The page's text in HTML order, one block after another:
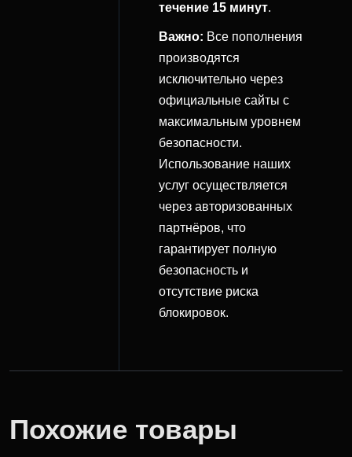
течение 15 минут.
Важно: Все пополнения
производятся
исключительно через
официальные сайты с
максимальным уровнем
безопасности.
Использование наших
услуг осуществляется
через авторизованных
партнёров, что
гарантирует полную
безопасность и
отсутствие риска
блокировок.
Похожие товары